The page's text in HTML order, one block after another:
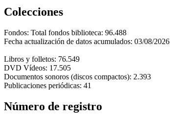
Colecciones
Fondos: Total fondos biblioteca: 96.488
Fecha actualización de datos acumulados: 03/08/2026
Libros y folletos: 76.549
DVD Vídeos: 17.505
Documentos sonoros (discos compactos): 2.393
Publicaciones periódicas: 41
Número de registro